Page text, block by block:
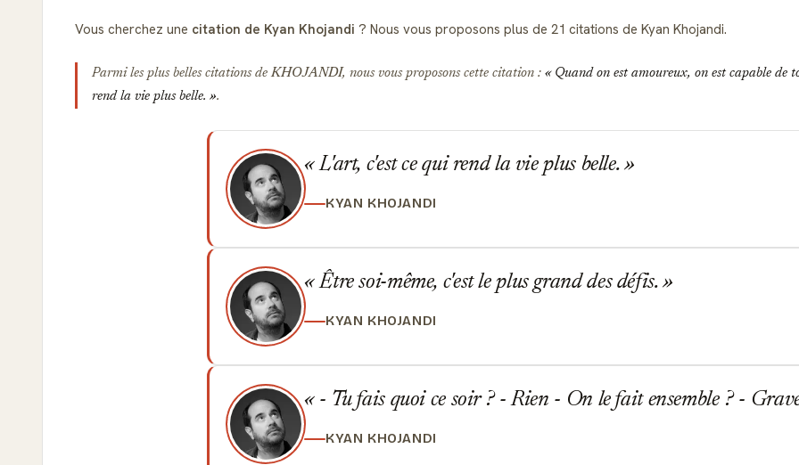
Vous cherchez une citation de Kyan Khojandi ? Nous vous proposons plus de 21 citations de Kyan Khojandi.
Parmi les plus belles citations de KHOJANDI, nous vous proposons cette citation :
Quand on est amoureux, on est capable de
rend la vie plus belle.
.
L'art, c'est ce qui rend la vie plus belle.
KYAN KHOJANDI
Être soi-même, c'est le plus grand des défis.
KYAN KHOJANDI
- Tu fais quoi ce soir ? - Rien - On le fait ensemble ? -
KYAN KHOJANDI